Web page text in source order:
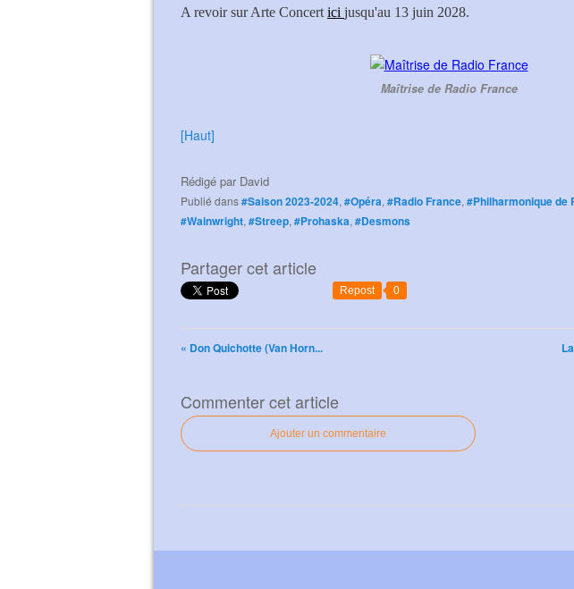
A revoir sur Arte Concert ici jusqu'au 13 juin 2028.
Maîtrise de Radio France
[Haut]
Rédigé par David
Publié dans#Saison 2023-2024, #Opéra, #Radio France, #Philharmonique de
#Wainwright, #Streep, #Prohaska, #Desmons
Partager cet article
Repost 0
« Don Quichotte (Van Horn...
Commenter cet article
Ajouter un commentaire